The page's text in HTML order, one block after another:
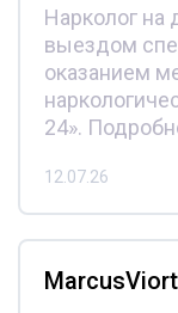
Нарколог
выездом
оказанием
24».
12.07.26
MarcusViort